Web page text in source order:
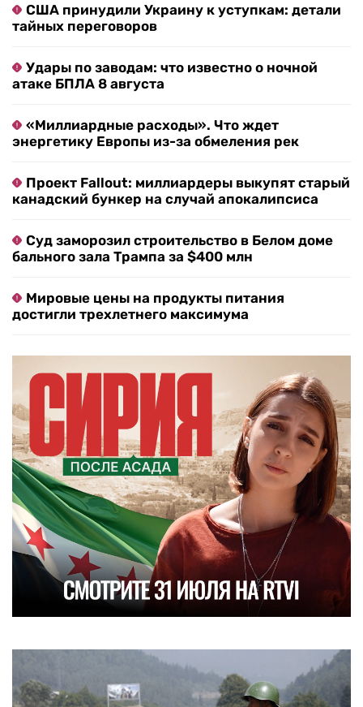
США принудили Украину к уступкам: детали
тайных переговоров
Удары по заводам: что известно о ночной
атаке БПЛА 8 августа
«Миллиардные расходы». Что ждет
энергетику Европы из-за обмеления рек
Проект Fallout: миллиардеры выкупят старый
канадский бункер на случай апокалипсиса
Суд заморозил строительство в Белом доме
бального зала Трампа за $400 млн
Мировые цены на продукты питания
достигли трехлетнего максимума